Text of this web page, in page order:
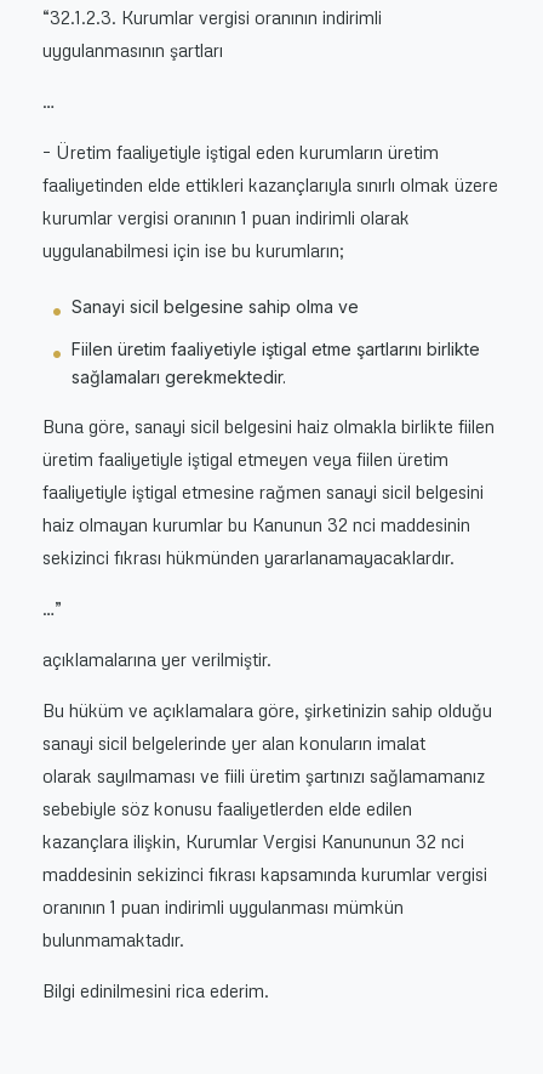
“32.1.2.3. Kurumlar vergisi oranının indirimli
uygulanmasının şartları
…
– Üretim faaliyetiyle iştigal eden kurumların üretim
faaliyetinden elde ettikleri kazançlarıyla sınırlı olmak üzere
kurumlar vergisi oranının 1 puan indirimli olarak
uygulanabilmesi için ise bu kurumların;
Sanayi sicil belgesine sahip olma ve
Fiilen üretim faaliyetiyle iştigal etme şartlarını birlikte
sağlamaları gerekmektedir.
Buna göre, sanayi sicil belgesini haiz olmakla birlikte fiilen
üretim faaliyetiyle iştigal etmeyen veya fiilen üretim
faaliyetiyle iştigal etmesine rağmen sanayi sicil belgesini
haiz olmayan kurumlar bu Kanunun 32 nci maddesinin
sekizinci fıkrası hükmünden yararlanamayacaklardır.
…”
açıklamalarına yer verilmiştir.
Bu hüküm ve açıklamalara göre, şirketinizin sahip olduğu
sanayi sicil belgelerinde yer alan konuların imalat
olarak sayılmaması ve fiili üretim şartınızı sağlamamanız
sebebiyle söz konusu faaliyetlerden elde edilen
kazançlara ilişkin, Kurumlar Vergisi Kanununun 32 nci
maddesinin sekizinci fıkrası kapsamında kurumlar vergisi
oranının 1 puan indirimli uygulanması mümkün
bulunmamaktadır.
Bilgi edinilmesini rica ederim.